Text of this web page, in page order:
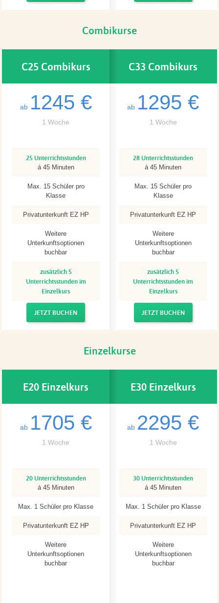
Combikurse
C25 Combikurs
ab 1245 €
1 Woche
25 Unterrichtsstunden
á 45 Minuten
Max. 15 Schüler pro
Klasse
Privatunterkunft EZ HP
Weitere
Unterkunftsoptionen
buchbar
zusätzlich 5
Unterrichtsstunden im
Einzelkurs
JETZT BUCHEN
C33 Combikurs
ab 1295 €
1 Woche
28 Unterrichtsstunden
á 45 Minuten
Max. 15 Schüler pro
Klasse
Privatunterkunft EZ HP
Weitere
Unterkunftsoptionen
buchbar
zusätzlich 5
Unterrichtsstunden im
Einzelkurs
JETZT BUCHEN
Einzelkurse
E20 Einzelkurs
ab 1705 €
1 Woche
20 Unterrichtsstunden
á 45 Minuten
Max. 1 Schüler pro Klasse
Privatunterkunft EZ HP
Weitere
Unterkunftsoptionen
buchbar
E30 Einzelkurs
ab 2295 €
1 Woche
30 Unterrichtsstunden
á 45 Minuten
Max. 1 Schüler pro Klasse
Privatunterkunft EZ HP
Weitere
Unterkunftsoptionen
buchbar